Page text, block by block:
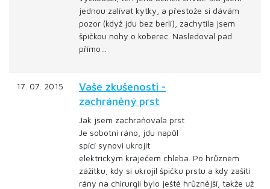
jednou zalívat kytky, a přestože si dávám
pozor (když jdu bez berlí), zachytila jsem
špičkou nohy o koberec. Následoval pád
přímo…
17. 07. 2015
Vaše zkušenosti -
zachráněný prst
Jak jsem zachraňovala prst
Je sobotní ráno, jdu napůl
spící synovi ukrojit
elektrickým kráječem chleba. Po hrůzném
zážitku, kdy si ukrojil špičku prstu a kdy zašití
rány na chirurgii bylo ještě hrůznější, takže už